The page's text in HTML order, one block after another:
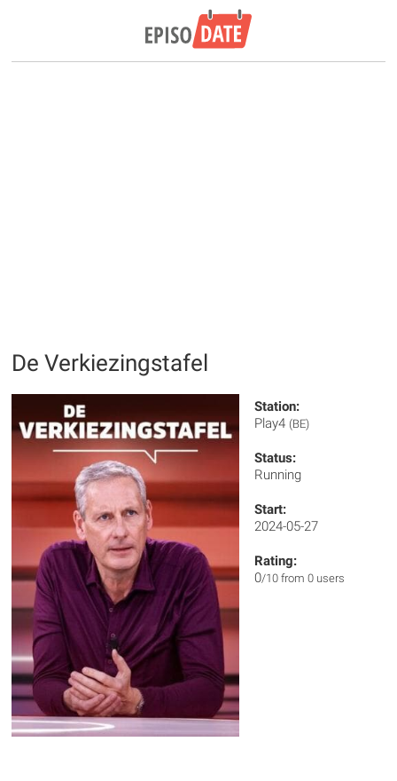
De Verkiezingstafel
Station:
Play4 (BE)
Status:
Running
Start:
2024-05-27
Rating:
0/10 from 0 users